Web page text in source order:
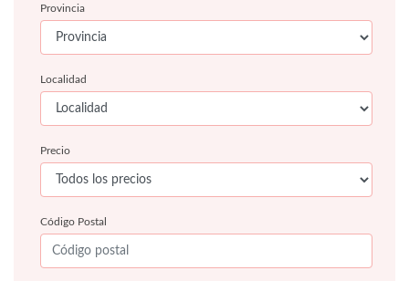
Provincia
Localidad
Precio
Código Postal